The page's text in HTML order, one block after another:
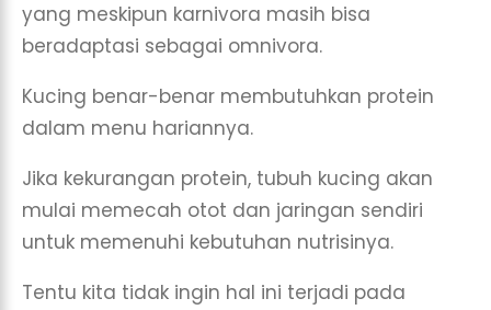
yang meskipun karnivora masih bisa
beradaptasi sebagai omnivora.
Kucing benar-benar membutuhkan protein
dalam menu hariannya.
Jika kekurangan protein, tubuh kucing akan
mulai memecah otot dan jaringan sendiri
untuk memenuhi kebutuhan nutrisinya.
Tentu kita tidak ingin hal ini terjadi pada